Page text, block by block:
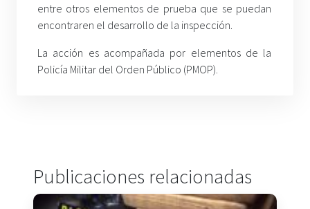
entre otros elementos de prueba que se puedan
encontraren el desarrollo de la inspección.
La acción es acompañada por elementos de la
Policía Militar del Orden Público (PMOP).
Publicaciones relacionadas